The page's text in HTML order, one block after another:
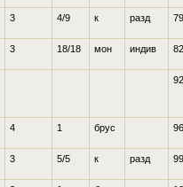
3 4/9 к разд
3 18/18 мон индив
4 1 брус
3 5/5 к разд